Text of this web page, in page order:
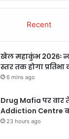
Recent
खेल महाकुंभ 2026ः
स्तर तक होगा प्रतिभा
6 mins ago
Drug Mafia पर वार
Addiction Centre
23 hours ago